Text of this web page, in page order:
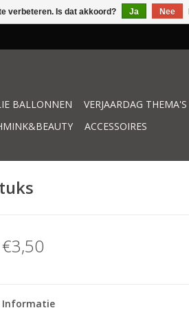
BALLONNEN VERJAARDAG THEMA'S
ACCESSOIRES
€3,50
Informatie
verbeteren. Is dat akkoord? Ja Nee